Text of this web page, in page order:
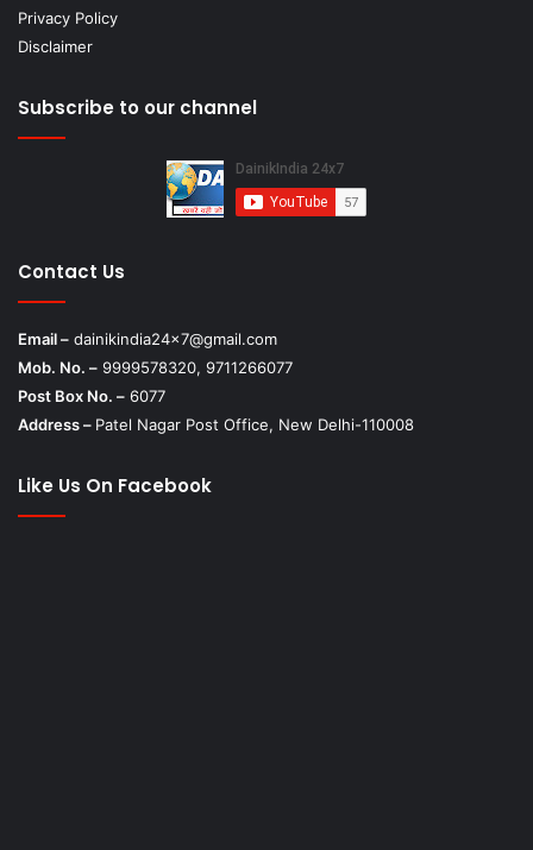
Privacy Policy
Disclaimer
Subscribe to our channel
Contact Us
Email – dainikindia24x7@gmail.com
Mob. No. – 9999578320, 9711266077
Post Box No. – 6077
Address – Patel Nagar Post Office, New Delhi-110008
Like Us On Facebook